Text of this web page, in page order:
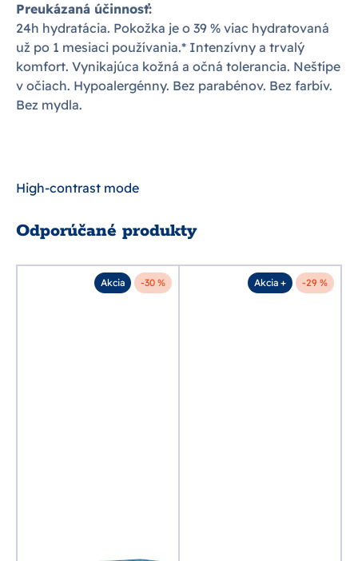
Preukázaná účinnosť:
24h hydratácia. Pokožka je o 39 % viac hydratovaná
už po 1 mesiaci používania.* Intenzívny a trvalý
komfort. Vynikajúca kožná a očná tolerancia. Neštípe
v očiach. Hypoalergénny. Bez parabénov. Bez farbív.
Bez mydla.
High-contrast mode
Odporúčané produkty
Akcia -30 % Akcia + -29 %